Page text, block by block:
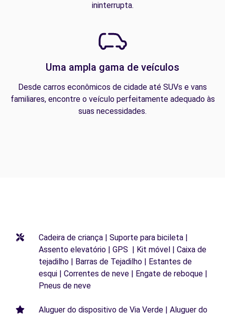
ininterrupta.
Uma ampla gama de veículos
Desde carros econômicos de cidade até SUVs e vans
familiares, encontre o veículo perfeitamente adequado às
suas necessidades.
Cadeira de criança | Suporte para bicileta |
Assento elevatório | GPS | Kit móvel | Caixa de
tejadilho | Barras de Tejadilho | Estantes de
esqui | Correntes de neve | Engate de reboque |
Pneus de neve
Aluguer do dispositivo de Via Verde | Aluguer do